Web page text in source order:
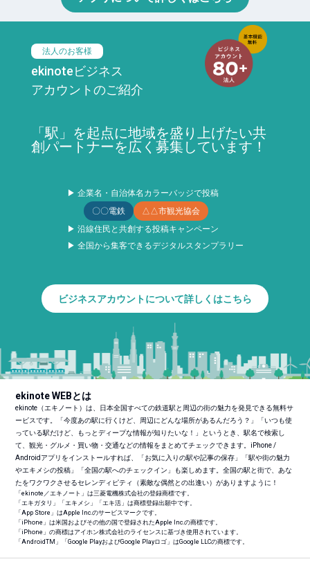
法人のお客様
ekinoteビジネス
アカウントのご紹介
「駅」を起点に地域を盛り上げたい共
創パートナーを広く募集しています！
▶ 企業名・自治体名カラーバッジで投稿
〇〇電鉄
△△市観光協会
▶ 沿線住民と共創する投稿キャンペーン
▶ 全国から集客できるデジタルスタンプラリー
ビジネスアカウントについて詳しくはこちら
ekinote WEBとは
ekinote（エキノート）は、日本全国すべての鉄道駅と周辺の街の魅力を発見できる無料サ
ービスです。「今度あの駅に行くけど、周辺にどんな場所があるんだろう？」「いつも使
っている駅だけど、もっとディープな情報が知りたいな！」というとき、駅名で検索し
て、観光・グルメ・買い物・交通などの情報をまとめてチェックできます。iPhone /
Androidアプリをインストールすれば、「お気に入りの駅や記事の保存」「駅や街の魅力
やエキメシの投稿」「全国の駅へのチェックイン」も楽しめます。全国の駅と街で、あな
たをワクワクさせるセレンディピティ（素敵な偶然との出逢い）がありますように！
「ekinote／エキノート」は三菱電機株式会社の登録商標です。
「エキガタリ」「エキメシ」「エキ活」は商標登録出願中です。
「App Store」はApple Inc.のサービスマークです。
「iPhone」は米国およびその他の国で登録されたApple Inc.の商標です。
「iPhone」の商標はアイホン株式会社のライセンスに基づき使用されています。
「AndroidTM 」「Google PlayおよびGoogle Playロゴ」はGoogle LLCの商標です。